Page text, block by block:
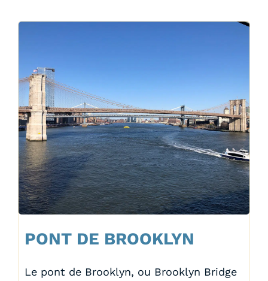
PONT DE BROOKLYN
Le pont de Brooklyn, ou Brooklyn Bridge